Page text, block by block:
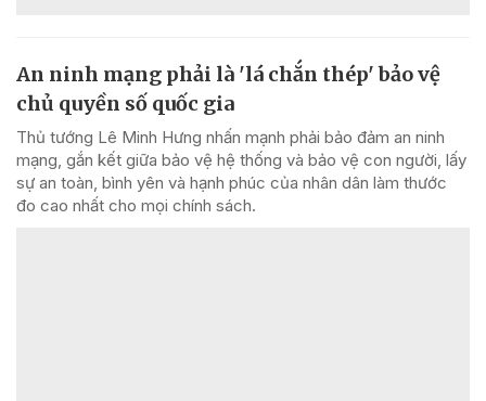
An ninh mạng phải là 'lá chắn thép' bảo vệ
chủ quyền số quốc gia
Thủ tướng Lê Minh Hưng nhấn mạnh phải bảo đảm an ninh
mạng, gắn kết giữa bảo vệ hệ thống và bảo vệ con người, lấy
sự an toàn, bình yên và hạnh phúc của nhân dân làm thước
đo cao nhất cho mọi chính sách.